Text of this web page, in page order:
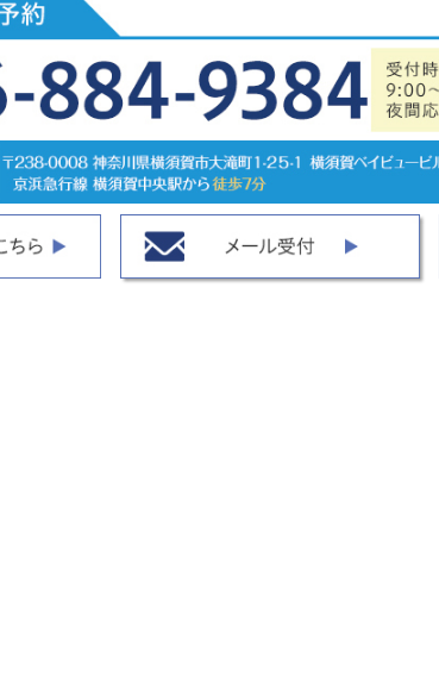
事故
こちら
バイク事故
詳細はこちら